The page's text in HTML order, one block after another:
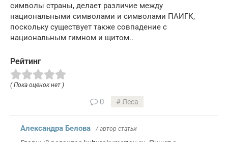
символы страны, делает различие между
национальными символами и символами ПАИГК,
поскольку существует также совпадение с
национальным гимном и щитом..
Рейтинг
( Пока оценок нет )
0 Леса
Александра Белова / автор статьи